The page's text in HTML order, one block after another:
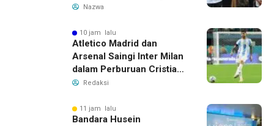
yang Roboh Akibat Puting
Nazwa
10 jam lalu
Atletico Madrid dan
Arsenal Saingi Inter Milan
dalam Perburuan Cristian
Romero, Transfer Bek
Redaksi
11 jam lalu
Bandara Husein